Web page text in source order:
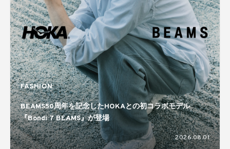
FASHION
BEAMS50周年を記念したHOKAとの初コラボモデル
『Bondi 7 BEAMS』が登場
2026.08.01